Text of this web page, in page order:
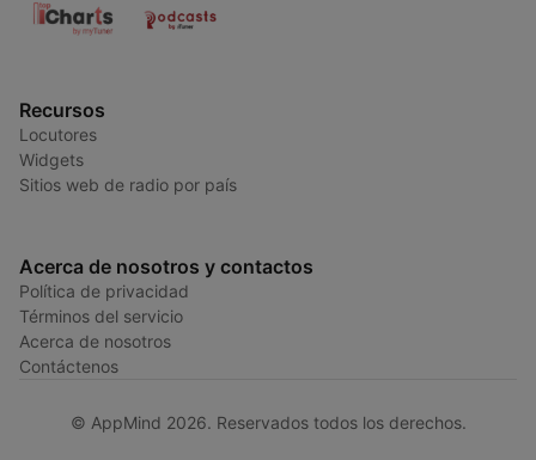
Recursos
Locutores
Widgets
Sitios web de radio por país
Acerca de nosotros y contactos
Política de privacidad
Términos del servicio
Acerca de nosotros
Contáctenos
© AppMind 2026. Reservados todos los derechos.